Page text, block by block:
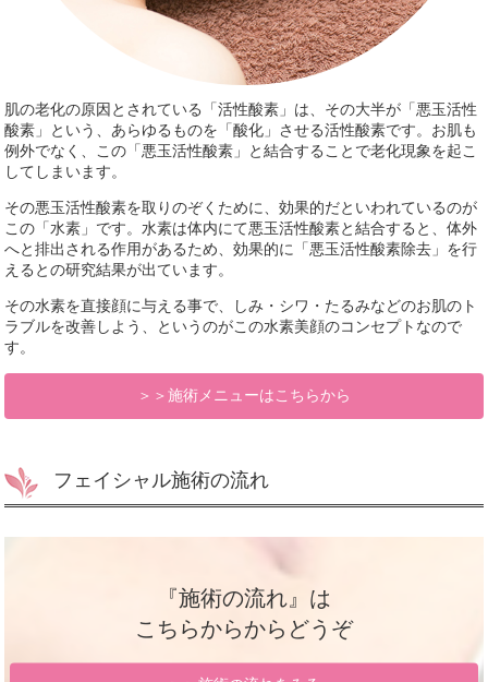
肌の老化の原因とされている「活性酸素」は、その大半が「悪玉活性
酸素」という、あらゆるものを「酸化」させる活性酸素です。お肌も
例外でなく、この「悪玉活性酸素」と結合することで老化現象を起こ
してしまいます。
その悪玉活性酸素を取りのぞくために、効果的だといわれているのが
この「水素」です。水素は体内にて悪玉活性酸素と結合すると、体外
へと排出される作用があるため、効果的に「悪玉活性酸素除去」を行
えるとの研究結果が出ています。
その水素を直接顔に与える事で、しみ・シワ・たるみなどのお肌のト
ラブルを改善しよう、というのがこの水素美顔のコンセプトなので
す。
＞＞施術メニューはこちらから
フェイシャル施術の流れ
『施術の流れ』は
こちらからからどうぞ